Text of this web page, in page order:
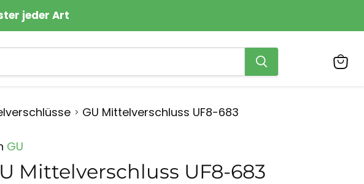
jeder Art
GU Mittelverschluss UF8-683
GU
Mittelverschluss UF8-683